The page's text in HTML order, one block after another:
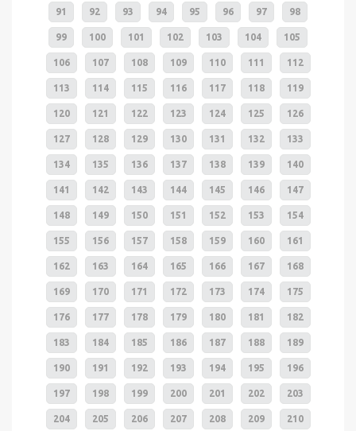
91 92 93 94 95 96 97 98
99 100 101 102 103 104 105
106 107 108 109 110 111 112
113 114 115 116 117 118 119
120 121 122 123 124 125 126
127 128 129 130 131 132 133
134 135 136 137 138 139 140
141 142 143 144 145 146 147
148 149 150 151 152 153 154
155 156 157 158 159 160 161
162 163 164 165 166 167 168
169 170 171 172 173 174 175
176 177 178 179 180 181 182
183 184 185 186 187 188 189
190 191 192 193 194 195 196
197 198 199 200 201 202 203
204 205 206 207 208 209 210